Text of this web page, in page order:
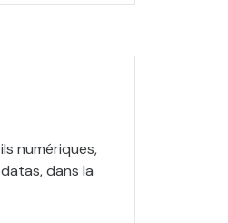
numériques,
dans la